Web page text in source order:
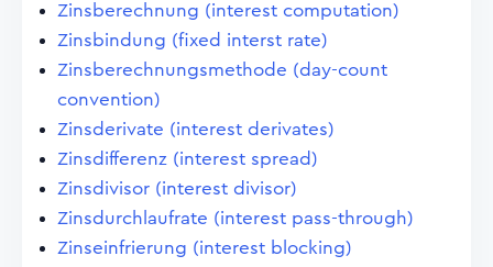
Zinsberechnung (interest computation)
Zinsbindung (fixed interst rate)
Zinsberechnungsmethode (day-count
convention)
Zinsderivate (interest derivates)
Zinsdifferenz (interest spread)
Zinsdivisor (interest divisor)
Zinsdurchlaufrate (interest pass-through)
Zinseinfrierung (interest blocking)